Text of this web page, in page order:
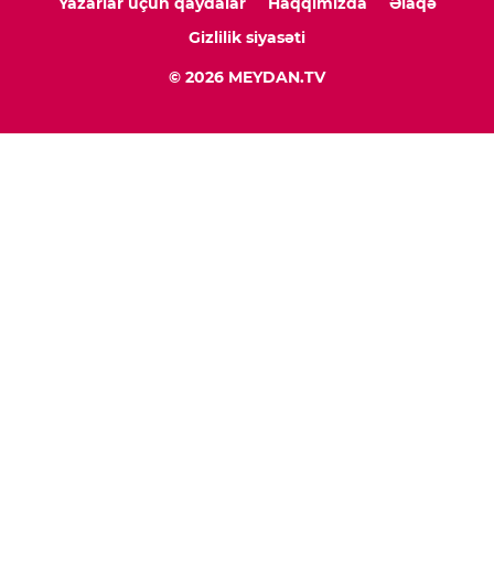
Gizlilik siyasəti
© 2026 MEYDAN.TV